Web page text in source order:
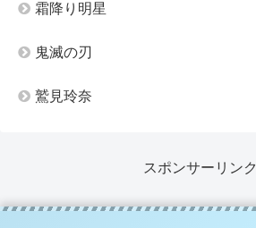
霜降り明星
鬼滅の刃
鷲見玲奈
スポンサーリンク